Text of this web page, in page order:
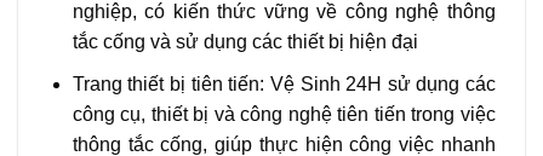
nghiệp, có kiến thức vững về công nghệ thông
tắc cống và sử dụng các thiết bị hiện đại
Trang thiết bị tiên tiến: Vệ Sinh 24H sử dụng các
công cụ, thiết bị và công nghệ tiên tiến trong việc
thông tắc cống, giúp thực hiện công việc nhanh